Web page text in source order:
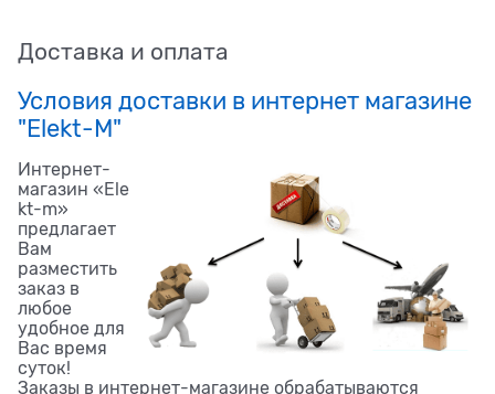
Доставка и оплата
Условия доставки в интернет магазине
"Elekt-M"
Интернет-
магазин «Ele
kt-m»
предлагает
Вам
разместить
заказ в
любое
удобное для
Вас время
суток!
Заказы в интернет-магазине обрабатываются